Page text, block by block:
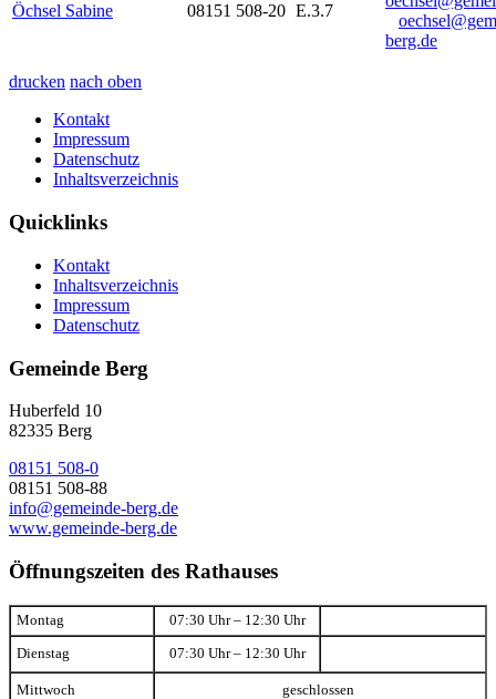
Öchsel Sabine 08151 508-20 E.3.7
berg.de
drucken nach oben
Kontakt
Impressum
Datenschutz
Inhaltsverzeichnis
Quicklinks
Kontakt
Inhaltsverzeichnis
Impressum
Datenschutz
Gemeinde Berg
Huberfeld 10
82335 Berg
08151 508-0
08151 508-88
info@gemeinde-berg.de
www.gemeinde-berg.de
Öffnungszeiten des Rathauses
Montag 07:30 Uhr – 12:30 Uhr
Dienstag 07:30 Uhr – 12:30 Uhr
Mittwoch geschlossen